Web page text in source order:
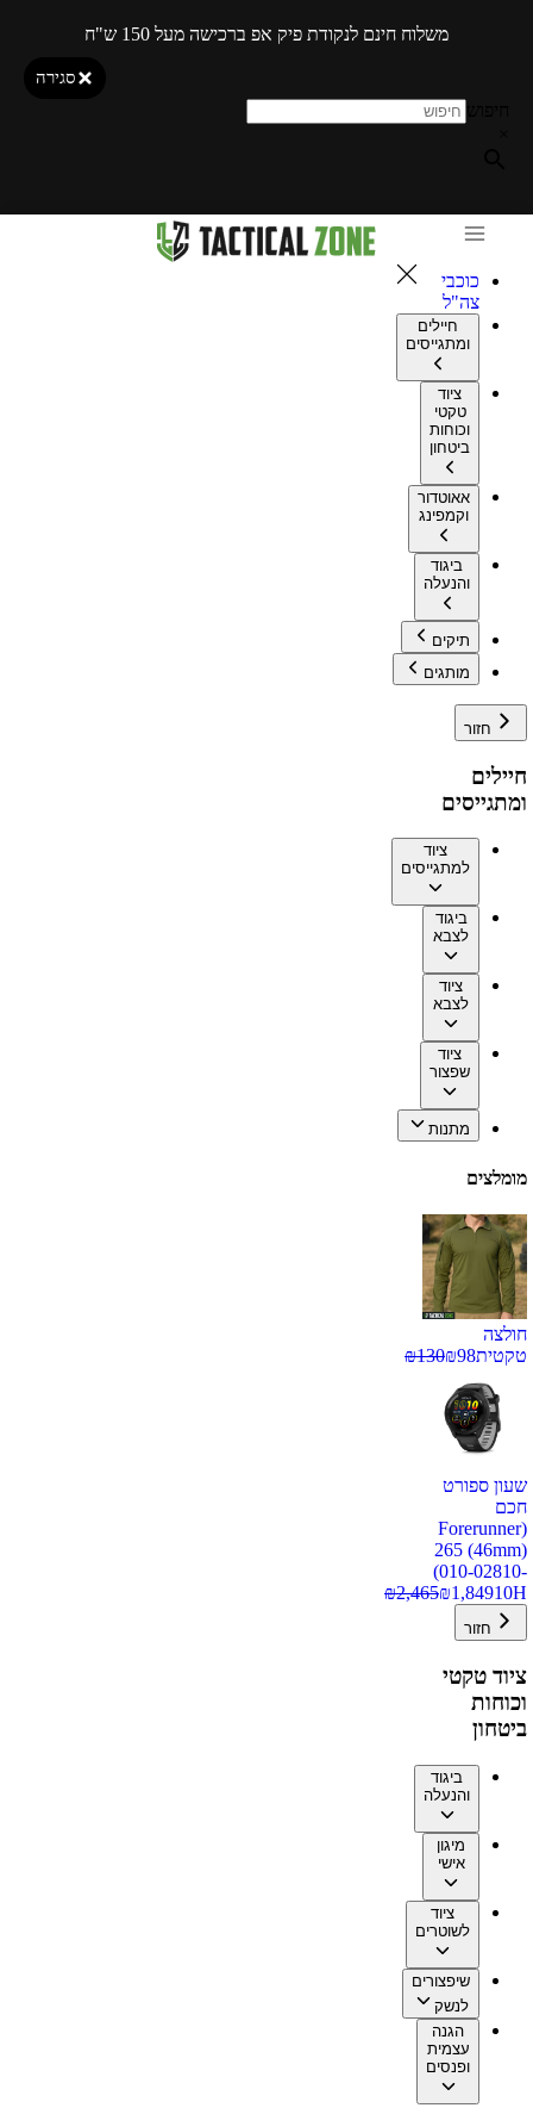
משלוח חינם לנקודת פיק אפ ברכישה מעל 150 ש"ח
סגירה
כוכבי
צה"ל
חיילים
ומתגייסים
ציוד
טקטי
וכוחות
ביטחון
אאוטדור
וקמפינג
ביגוד
והנעלה
תיקים
מותגים
חזור
חיילים
ומתגייסים
ציוד
למתגייסים
ביגוד
לצבא
ציוד
לצבא
ציוד
שפצור
מתנות
מומלצים
חולצה
טקטית
₪98
₪130
שעון ספורט
חכם
(Forerunner
265 (46mm)
(010-02810-
10H
₪1,849
₪2,465
חזור
ציוד טקטי
וכוחות
ביטחון
ביגוד
והנעלה
מיגון
אישי
ציוד
לשוטרים
שיפצורים
לנשק
הגנה
עצמית
ופנסים